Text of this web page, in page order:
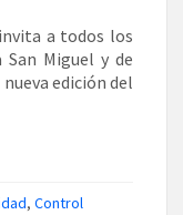
a todos los
Miguel y de
edición del
, Control